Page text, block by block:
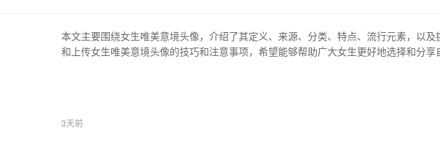
本文主要围绕女生唯美意境头像，介绍了其定义、来源、分类、特点、流行元素，以及
和上传女生唯美意境头像的技巧和注意事项，希望能够帮助广大女生更好地选择和分享
3天前